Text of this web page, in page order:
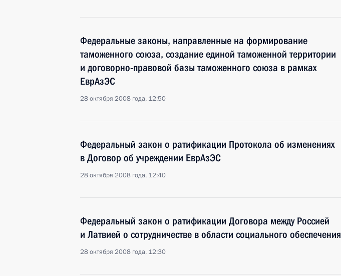
Федеральные законы, направленные на формирование
таможенного союза, создание единой таможенной территории
и договорно-правовой базы таможенного союза в рамках
ЕврАзЭС
28 октября 2008 года, 12:50
Федеральный закон о ратификации Протокола об изменениях
в Договор об учреждении ЕврАзЭС
28 октября 2008 года, 12:40
Федеральный закон о ратификации Договора между Россией
и Латвией о сотрудничестве в области социального обеспечения
28 октября 2008 года, 12:30